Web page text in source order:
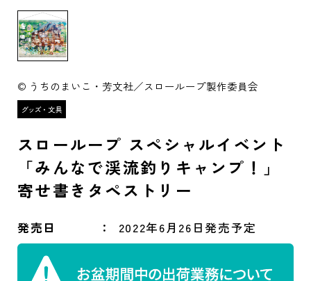
© うちのまいこ・芳文社／スローループ製作委員会
スローループ スペシャルイベント
「みんなで渓流釣りキャンプ！」
寄せ書きタペストリー
発売日 2022年6月26日発売予定